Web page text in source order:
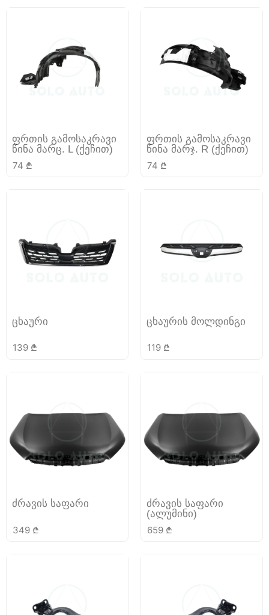
ფრთის გამოსაკრავი
წინა მარც. L (ქეჩით)
74 ₾
ფრთის გამოსაკრავი
წინა მარჯ. R (ქეჩით)
74 ₾
ცხაური
139 ₾
ცხაურის მოლდინგი
119 ₾
ძრავის საფარი
349 ₾
ძრავის საფარი
(ალუმინი)
659 ₾